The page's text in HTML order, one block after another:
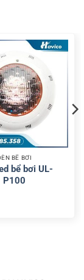
BỂ BƠI
bể bơi UL-
P100